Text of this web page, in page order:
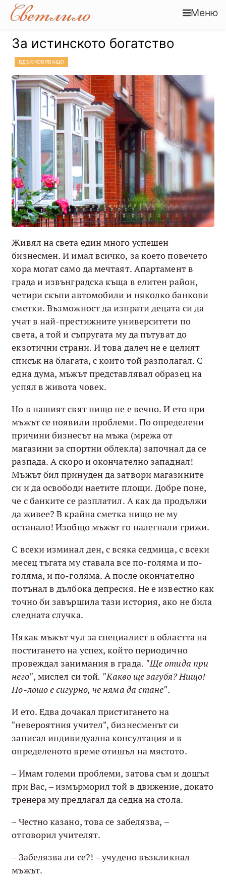
Меню
За истинското богатство
ВДЪХНОВЯВАЩО
Живял на света един много успешен
бизнесмен. И имал всичко, за което повечето
хора могат само да мечтаят. Апартамент в
града и извънградска къща в елитен район,
четири скъпи автомобили и няколко банкови
сметки. Възможност да изпрати децата си да
учат в най-престижните университети по
света, а той и съпругата му да пътуват до
екзотични страни. И това далеч не е целият
списък на благата, с които той разполагал. С
една дума, мъжът представлявал образец на
успял в живота човек.
Но в нашият свят нищо не е вечно. И ето при
мъжът се появили проблеми. По определени
причини бизнесът на мъжа (мрежа от
магазини за спортни облекла) започнал да се
разпада. А скоро и окончателно западнал!
Мъжът бил принуден да затвори магазините
си и да освободи наетите площи. Добре поне,
че с банките се разплатил. А как да продължи
да живее? В крайна сметка нищо не му
останало! Изобщо мъжът го налегнали грижи.
С всеки изминал ден, с всяка седмица, с всеки
месец тъгата му ставала все по-голяма и по-
голяма, и по-голяма. А после окончателно
потънал в дълбока депресия. Не е известно как
точно би завършила тази история, ако не била
следната случка.
Някак мъжът чул за специалист в областта на
постигането на успех, който периодично
провеждал занимания в града. "Ще отида при
него", мислел си той. "Какво ще загубя? Нищо!
По-лошо е сигурно, че няма да стане".
И ето. Едва дочакал пристигането на
"невероятния учител", бизнесменът си
записал индивидуална консултация и в
определеното време отишъл на мястото.
– Имам големи проблеми, затова съм и дошъл
при Вас, – измърморил той в движение, докато
тренера му предлагал да седна на стола.
– Честно казано, това се забелязва, –
отговорил учителят.
– Забелязва ли се?! – учудено възкликнал
мъжът.